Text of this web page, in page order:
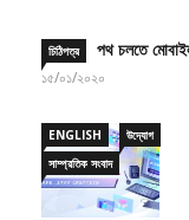
১৫/০১/২০২০
সাম্প্রতিক সংবাদ